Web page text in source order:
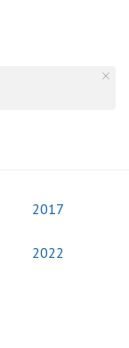
2017
2022